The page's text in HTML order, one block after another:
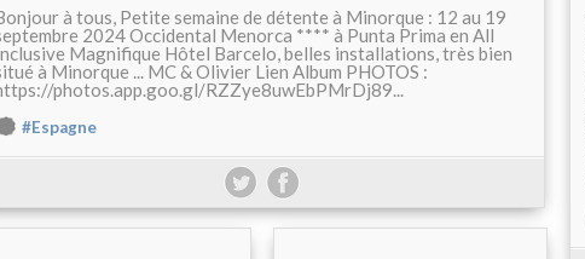
à tous, Petite semaine de détente à Minorque : 12 au 19
2024 Occidental Menorca **** à Punta Prima en All
Magnifique Hôtel Barcelo, belles installations, très bien
à Minorque ... MC & Olivier Lien Album PHOTOS :
photos.app.goo.gl/RZZye8uwEbPMrDj89...
#Espagne